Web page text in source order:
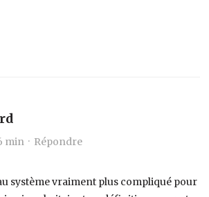
min · Répondre
système vraiment plus compliqué pour